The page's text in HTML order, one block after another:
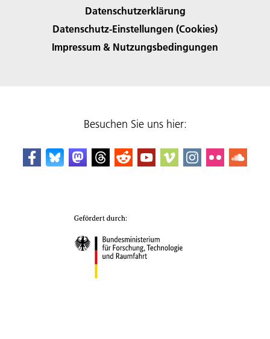
Datenschutzerklärung
Datenschutz-Einstellungen (Cookies)
Impressum & Nutzungsbedingungen
Besuchen Sie uns hier: